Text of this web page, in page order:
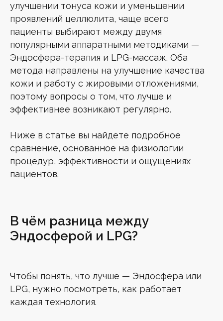
улучшении тонуса кожи и уменьшении
проявлений целлюлита, чаще всего
пациенты выбирают между двумя
популярными аппаратными методиками —
Эндосфера-терапия и LPG-массаж. Оба
метода направлены на улучшение качества
кожи и работу с жировыми отложениями,
поэтому вопросы о том, что лучше и
эффективнее возникают регулярно.
Ниже в статье вы найдете подробное
сравнение, основанное на физиологии
процедур, эффективности и ощущениях
пациентов.
В чём разница между
Эндосферой и LPG?
Чтобы понять, что лучше — Эндосфера или
LPG, нужно посмотреть, как работает
каждая технология.